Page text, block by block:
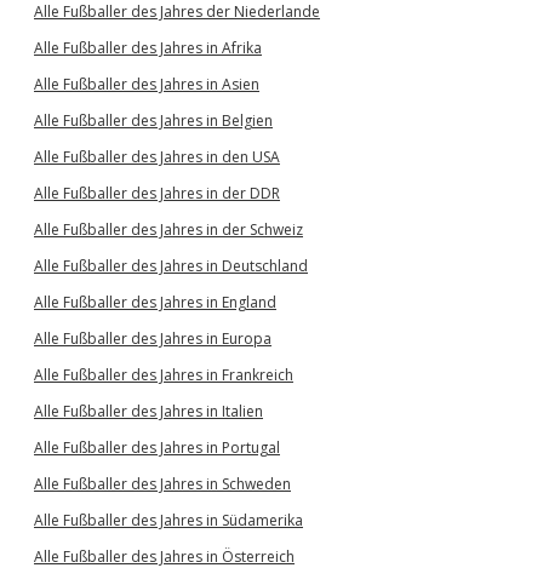
Alle Fußballer des Jahres der Niederlande
Alle Fußballer des Jahres in Afrika
Alle Fußballer des Jahres in Asien
Alle Fußballer des Jahres in Belgien
Alle Fußballer des Jahres in den USA
Alle Fußballer des Jahres in der DDR
Alle Fußballer des Jahres in der Schweiz
Alle Fußballer des Jahres in Deutschland
Alle Fußballer des Jahres in England
Alle Fußballer des Jahres in Europa
Alle Fußballer des Jahres in Frankreich
Alle Fußballer des Jahres in Italien
Alle Fußballer des Jahres in Portugal
Alle Fußballer des Jahres in Schweden
Alle Fußballer des Jahres in Südamerika
Alle Fußballer des Jahres in Österreich